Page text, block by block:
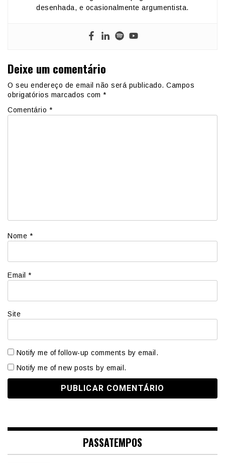
desenhada, e ocasionalmente argumentista.
Deixe um comentário
O seu endereço de email não será publicado. Campos
obrigatórios marcados com *
Comentário *
Nome *
Email *
Site
Notify me of follow-up comments by email.
Notify me of new posts by email.
PASSATEMPOS